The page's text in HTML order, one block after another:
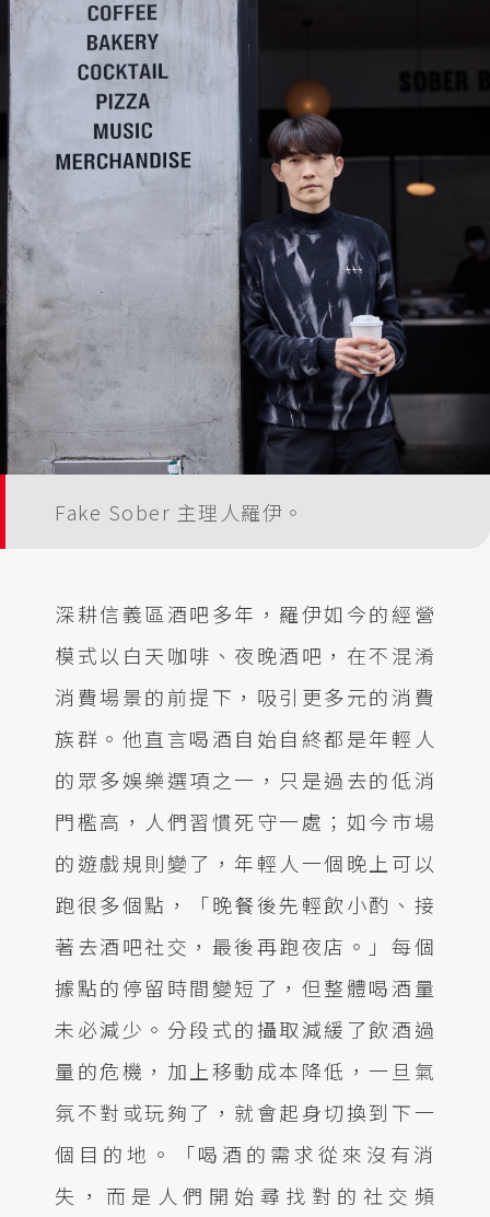
Fake Sober 主理人羅伊。
深耕信義區酒吧多年，羅伊如今的經營
模式以白天咖啡、夜晚酒吧，在不混淆
消費場景的前提下，吸引更多元的消費
族群。他直言喝酒自始自終都是年輕人
的眾多娛樂選項之一，只是過去的低消
門檻高，人們習慣死守一處；如今市場
的遊戲規則變了，年輕人一個晚上可以
跑很多個點，「晚餐後先輕飲小酌、接
著去酒吧社交，最後再跑夜店。」每個
據點的停留時間變短了，但整體喝酒量
未必減少。分段式的攝取減緩了飲酒過
量的危機，加上移動成本降低，一旦氣
氛不對或玩夠了，就會起身切換到下一
個目的地。「喝酒的需求從來沒有消
失，而是人們開始尋找對的社交頻